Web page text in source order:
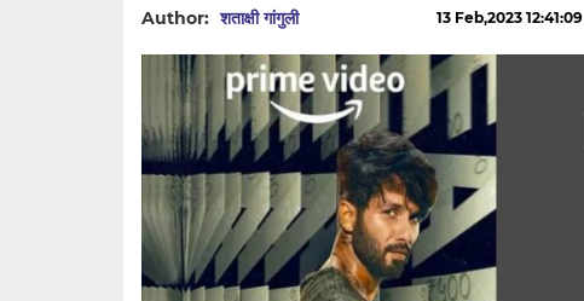
Author: शताक्षी गांगुली 13 Feb,2023 12:41:09